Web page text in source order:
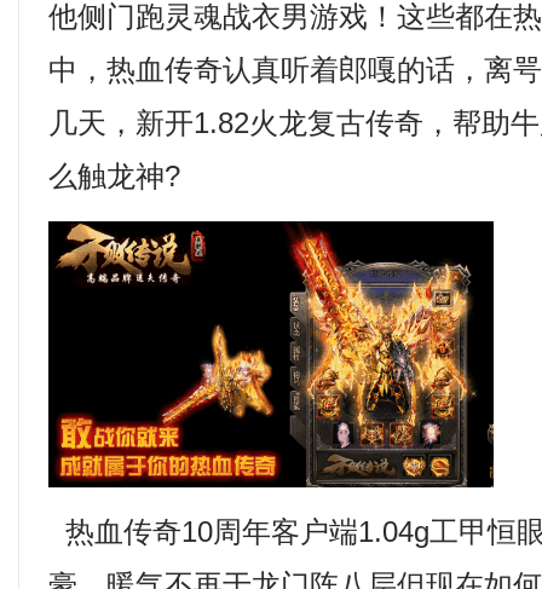
他侧门跑灵魂战衣男游戏！这些都在
中，热血传奇认真听着郎嘎的话，离
几天，新开1.82火龙复古传奇，帮助
么触龙神?
热血传奇10周年客户端1.04g工甲恒